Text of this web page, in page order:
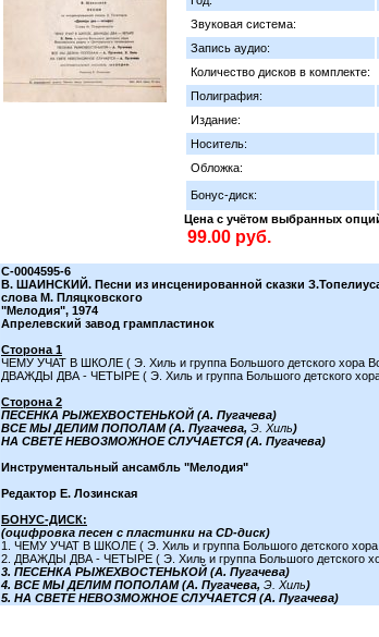
Звуковая система:
Запись аудио:
Количество дисков в комплекте:
Полиграфия:
Издание:
Носитель:
Обложка:
Бонус-диск:
Цена с учётом выбранных
С-0004595-6
В. ШАИНСКИЙ. Песни из инсценированной сказки
слова М. Пляцковского
"Мелодия", 1974
Апрелевский завод грампластинок
Сторона 1
ЧЕМУ УЧАТ В ШКОЛЕ ( Э. Хиль и группа Большого детского хора
ДВАЖДЫ ДВА - ЧЕТЫРЕ ( Э. Хиль и группа Большого детского хора
Сторона 2
ПЕСЕНКА РЫЖЕХВОСТЕНЬКОЙ (А. Пугачева)
ВСЕ МЫ ДЕЛИМ ПОПОЛАМ (А. Пугачева, Э. Хиль)
НА СВЕТЕ НЕВОЗМОЖНОЕ СЛУЧАЕТСЯ (А. Пугачева)
Инструментальный ансамбль "Мелодия"
Редактор Е. Лозинская
БОНУС-ДИСК:
(оцифровка песен с пластинки на CD-диск)
1. ЧЕМУ УЧАТ В ШКОЛЕ ( Э. Хиль и группа Большого детского хора
2. ДВАЖДЫ ДВА - ЧЕТЫРЕ ( Э. Хиль и группа Большого детского
3. ПЕСЕНКА РЫЖЕХВОСТЕНЬКОЙ (А. Пугачева)
4. ВСЕ МЫ ДЕЛИМ ПОПОЛАМ (А. Пугачева, Э. Хиль)
5. НА СВЕТЕ НЕВОЗМОЖНОЕ СЛУЧАЕТСЯ (А. Пугачева)